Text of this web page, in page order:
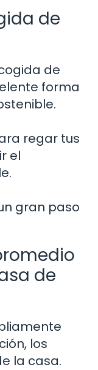
de
de
forma
regar tus
el
gran paso
de
los
la casa.